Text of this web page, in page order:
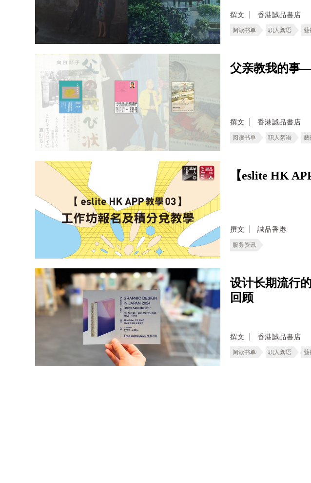
撰文 香港誠品書店
阅读书单 职人絮语 藝
父亲教我的事
撰文 香港誠品書店
阅读书单 职人絮语 藝
【eslite HK
撰文 誠品香港
服务资讯
设计长期流行
回顾
撰文 香港誠品書店
阅读书单 职人絮语 藝